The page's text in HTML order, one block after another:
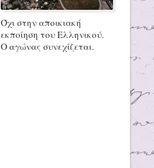
Όχι στην αποικιακή
εκποίηση του Ελληνικού.
Ο αγώνας συνεχίζεται.